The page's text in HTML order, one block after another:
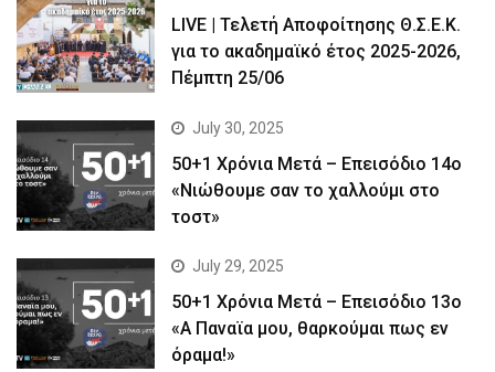
LIVE | Τελετή Αποφοίτησης Θ.Σ.Ε.Κ.
για το ακαδημαϊκό έτος 2025-2026,
Πέμπτη 25/06
July 30, 2025
50+1 Χρόνια Μετά – Επεισόδιο 14ο
«Νιώθουμε σαν το χαλλούμι στο
τοστ»
July 29, 2025
50+1 Χρόνια Μετά – Επεισόδιο 13ο
«Α Παναϊα μου, θαρκούμαι πως εν
όραμα!»